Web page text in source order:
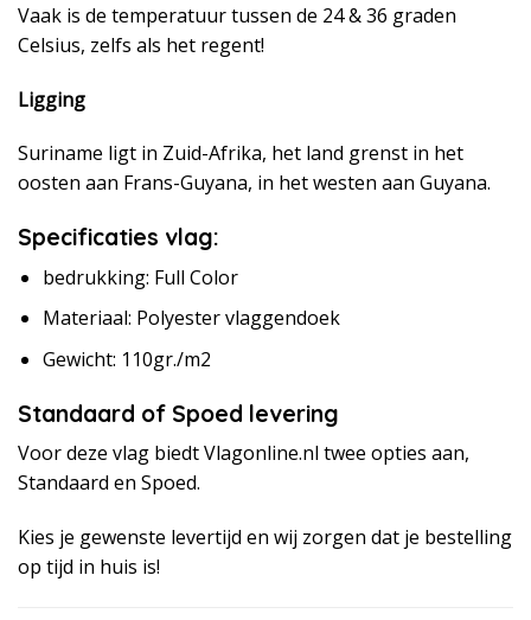
Vaak is de temperatuur tussen de 24 & 36 graden
Celsius, zelfs als het regent!
Ligging
Suriname ligt in Zuid-Afrika, het land grenst in het
oosten aan Frans-Guyana, in het westen aan Guyana.
Specificaties vlag:
bedrukking: Full Color
Materiaal: Polyester vlaggendoek
Gewicht: 110gr./m2
Standaard of Spoed levering
Voor deze vlag biedt Vlagonline.nl twee opties aan,
Standaard en Spoed.
Kies je gewenste levertijd en wij zorgen dat je bestelling
op tijd in huis is!